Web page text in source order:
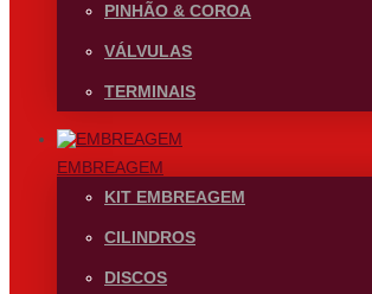
PINHÃO & COROA
VÁLVULAS
TERMINAIS
EMBREAGEM
KIT EMBREAGEM
CILINDROS
DISCOS